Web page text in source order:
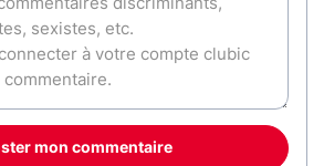
mon commentaire